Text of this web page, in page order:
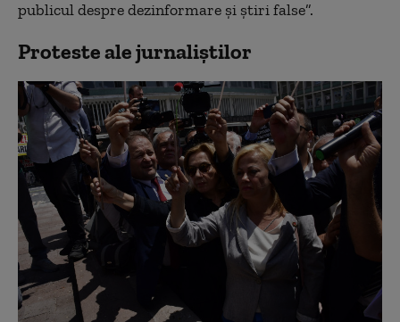
publicul despre dezinformare şi ştiri false”.
Proteste ale jurnaliștilor